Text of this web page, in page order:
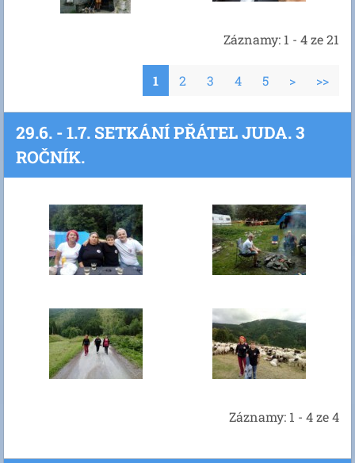
Záznamy: 1 - 4 ze 21
1 2 3 4 5 > >>
29.6. - 1.7. SETKÁNÍ PŘÁTEL JUDA. 3
ROČNÍK.
Záznamy: 1 - 4 ze 4